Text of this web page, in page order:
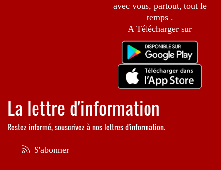
avec vous, partout, tout le
temps .
A Télécharger sur
La lettre d'information
Restez informé, souscrivez à nos lettres d'information.
S'abonner